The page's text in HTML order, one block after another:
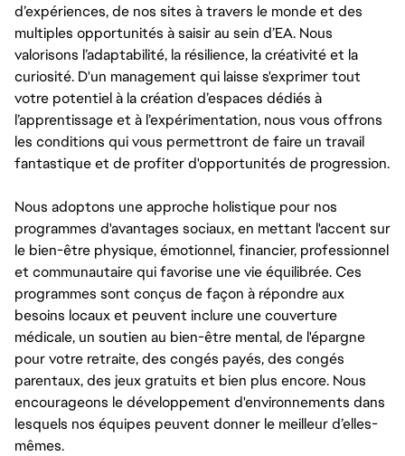
d’expériences, de nos sites à travers le monde et des
multiples opportunités à saisir au sein d’EA. Nous
valorisons l’adaptabilité, la résilience, la créativité et la
curiosité. D'un management qui laisse s'exprimer tout
votre potentiel à la création d’espaces dédiés à
l’apprentissage et à l’expérimentation, nous vous offrons
les conditions qui vous permettront de faire un travail
fantastique et de profiter d'opportunités de progression.
Nous adoptons une approche holistique pour nos
programmes d'avantages sociaux, en mettant l'accent sur
le bien-être physique, émotionnel, financier, professionnel
et communautaire qui favorise une vie équilibrée. Ces
programmes sont conçus de façon à répondre aux
besoins locaux et peuvent inclure une couverture
médicale, un soutien au bien-être mental, de l'épargne
pour votre retraite, des congés payés, des congés
parentaux, des jeux gratuits et bien plus encore. Nous
encourageons le développement d'environnements dans
lesquels nos équipes peuvent donner le meilleur d’elles-
mêmes.